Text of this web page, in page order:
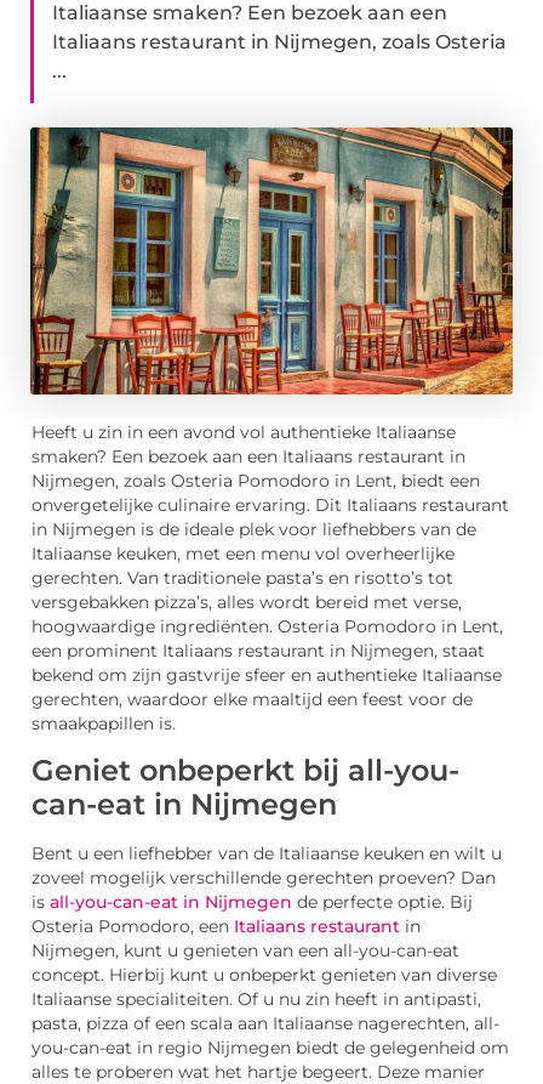
Italiaanse smaken? Een bezoek aan een
Italiaans restaurant in Nijmegen, zoals Osteria
...
Heeft u zin in een avond vol authentieke Italiaanse
smaken? Een bezoek aan een Italiaans restaurant in
Nijmegen, zoals Osteria Pomodoro in Lent, biedt een
onvergetelijke culinaire ervaring. Dit Italiaans restaurant
in Nijmegen is de ideale plek voor liefhebbers van de
Italiaanse keuken, met een menu vol overheerlijke
gerechten. Van traditionele pasta’s en risotto’s tot
versgebakken pizza’s, alles wordt bereid met verse,
hoogwaardige ingrediënten. Osteria Pomodoro in Lent,
een prominent Italiaans restaurant in Nijmegen, staat
bekend om zijn gastvrije sfeer en authentieke Italiaanse
gerechten, waardoor elke maaltijd een feest voor de
smaakpapillen is.
Geniet onbeperkt bij all-you-
can-eat in Nijmegen
Bent u een liefhebber van de Italiaanse keuken en wilt u
zoveel mogelijk verschillende gerechten proeven? Dan
is all-you-can-eat in Nijmegen de perfecte optie. Bij
Osteria Pomodoro, een Italiaans restaurant in
Nijmegen, kunt u genieten van een all-you-can-eat
concept. Hierbij kunt u onbeperkt genieten van diverse
Italiaanse specialiteiten. Of u nu zin heeft in antipasti,
pasta, pizza of een scala aan Italiaanse nagerechten, all-
you-can-eat in regio Nijmegen biedt de gelegenheid om
alles te proberen wat het hartje begeert. Deze manier